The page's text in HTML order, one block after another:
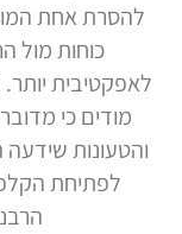
להסרת אחת
כוחות מול
לאפקטיבית
מודים כי
והטעונות
לפתיחת